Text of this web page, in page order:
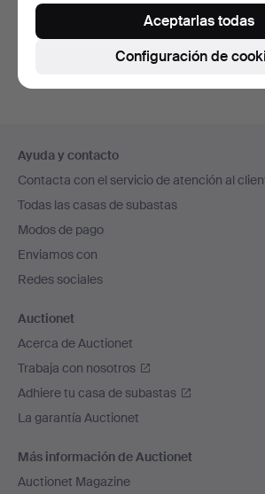
También puedes buscar ennuestro
subastas concluidas.
en
el
pie
de
página
Ayuda y contacto
Contacta con el servicio de atención al
Todas las casas de subastas
Modos de pago
Enviamos con
Redes sociales
Auctionet
Acerca de Auctionet
Trabaja con nosotros
Adhiere tu casa de subastas
La garantía Auctionet
Más información de Auctionet
Auctionet Magazine
Configuración de
Aceptarlas todas